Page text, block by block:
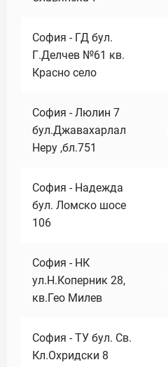
София - ГД бул.
Г.Делчев №61 кв.
Красно село
София - Люлин 7
бул.Джавахарлал
Неру ,бл.751
София - Надежда
бул. Ломско шосе
106
София - НК
ул.Н.Коперник 28,
кв.Гео Милев
София - ТУ бул. Св.
Кл.Охридски 8